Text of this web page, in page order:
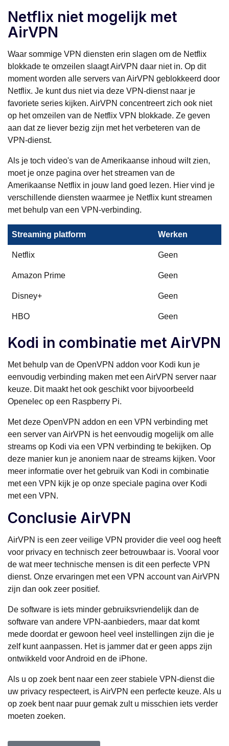
Netflix niet mogelijk met
AirVPN
Waar sommige VPN diensten erin slagen om de Netflix
blokkade te omzeilen slaagt AirVPN daar niet in. Op dit
moment worden alle servers van AirVPN geblokkeerd door
Netflix. Je kunt dus niet via deze VPN-dienst naar je
favoriete series kijken. AirVPN concentreert zich ook niet
op het omzeilen van de Netflix VPN blokkade. Ze geven
aan dat ze liever bezig zijn met het verbeteren van de
VPN-dienst.
Als je toch video's van de Amerikaanse inhoud wilt zien,
moet je onze pagina over het streamen van de
Amerikaanse Netflix in jouw land goed lezen. Hier vind je
verschillende diensten waarmee je Netflix kunt streamen
met behulp van een VPN-verbinding.
Streaming platform Werken
Netflix Geen
Amazon Prime Geen
Disney+ Geen
HBO Geen
Kodi in combinatie met AirVPN
Met behulp van de OpenVPN addon voor Kodi kun je
eenvoudig verbinding maken met een AirVPN server naar
keuze. Dit maakt het ook geschikt voor bijvoorbeeld
Openelec op een Raspberry Pi.
Met deze OpenVPN addon en een VPN verbinding met
een server van AirVPN is het eenvoudig mogelijk om alle
streams op Kodi via een VPN verbinding te bekijken. Op
deze manier kun je anoniem naar de streams kijken. Voor
meer informatie over het gebruik van Kodi in combinatie
met een VPN kijk je op onze speciale pagina over Kodi
met een VPN.
Conclusie AirVPN
AirVPN is een zeer veilige VPN provider die veel oog heeft
voor privacy en technisch zeer betrouwbaar is. Vooral voor
de wat meer technische mensen is dit een perfecte VPN
dienst. Onze ervaringen met een VPN account van AirVPN
zijn dan ook zeer positief.
De software is iets minder gebruiksvriendelijk dan de
software van andere VPN-aanbieders, maar dat komt
mede doordat er gewoon heel veel instellingen zijn die je
zelf kunt aanpassen. Het is jammer dat er geen apps zijn
ontwikkeld voor Android en de iPhone.
Als u op zoek bent naar een zeer stabiele VPN-dienst die
uw privacy respecteert, is AirVPN een perfecte keuze. Als u
op zoek bent naar puur gemak zult u misschien iets verder
moeten zoeken.